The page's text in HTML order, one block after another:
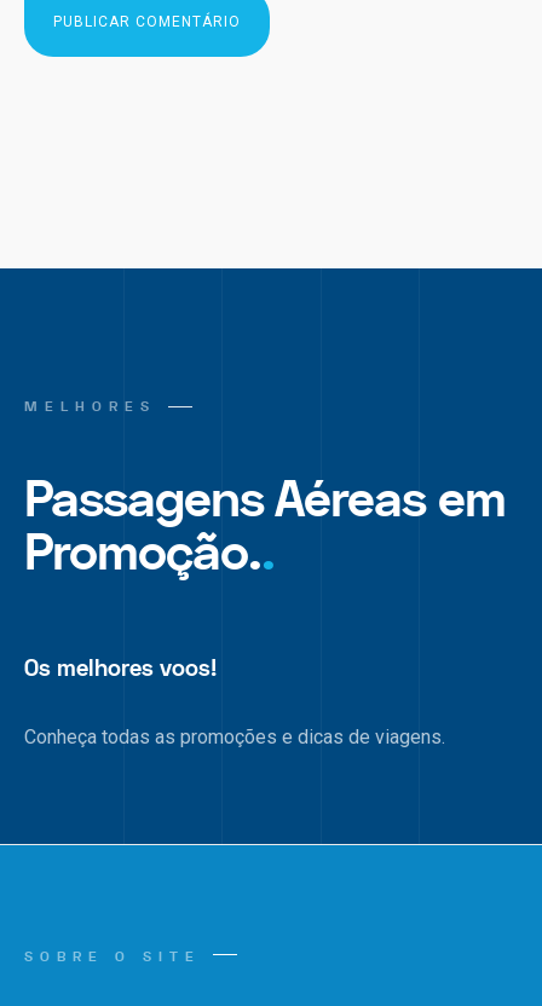
MELHORES
Passagens Aéreas em
Promoção..
Os melhores voos!
Conheça todas as promoções e dicas de viagens.
SOBRE O SITE